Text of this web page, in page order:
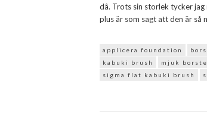
då. Trots sin storlek tycker
plus är som sagt att den är så
applicera foundation
kabuki brush
mjuk borste
sigma flat kabuki brush